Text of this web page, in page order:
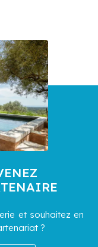
et souhaitez en
?